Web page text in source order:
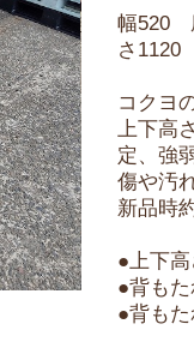
幅520
さ
コクヨ
上下高
定、強
傷や汚
新品時
●上下
●背も
●背も